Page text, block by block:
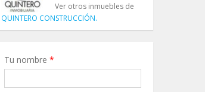
Ver otros inmuebles de
QUINTERO CONSTRUCCIÓN.
Tu nombre *